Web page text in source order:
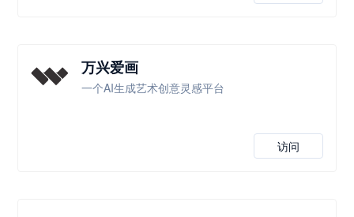
万兴爱画
一个AI生成艺术创意灵感平台
访问